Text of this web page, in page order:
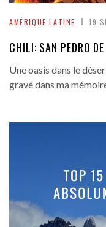
AMÉRIQUE LATINE 19
CHILI: SAN PEDRO
Une oasis dans le
gravé dans ma